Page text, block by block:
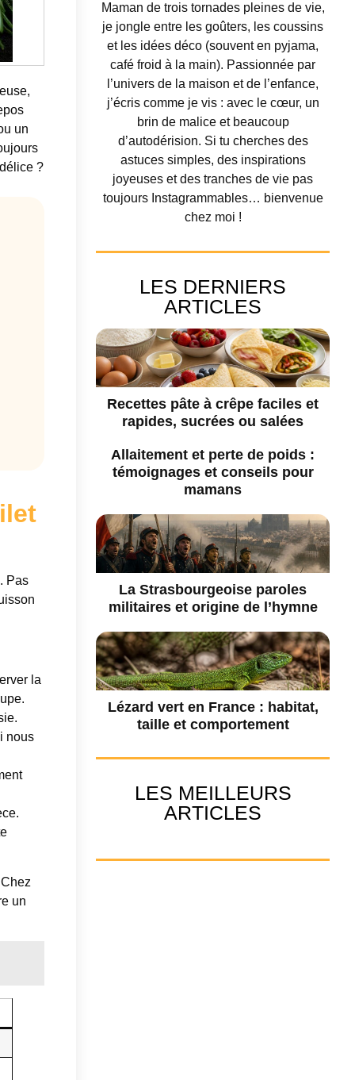
un
?
Pas
la
nous
un
Maman de trois tornades pleines de vie,
je jongle entre les goûters, les coussins
et les idées déco (souvent en pyjama,
café froid à la main). Passionnée par
l’univers de la maison et de l’enfance,
j’écris comme je vis : avec le cœur, un
brin de malice et beaucoup
d’autodérision. Si tu cherches des
astuces simples, des inspirations
joyeuses et des tranches de vie pas
toujours Instagrammables… bienvenue
chez moi !
LES DERNIERS
ARTICLES
Recettes pâte à crêpe faciles et
rapides, sucrées ou salées
Allaitement et perte de poids :
témoignages et conseils pour
mamans
La Strasbourgeoise paroles
militaires et origine de l’hymne
Lézard vert en France : habitat,
taille et comportement
LES MEILLEURS
ARTICLES